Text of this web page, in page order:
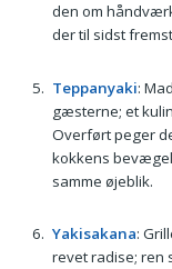
den om
der til sidst
Teppanyaki:
gæsterne; et
Overført peger
kokkens
samme øjeblik.
Yakisakana:
revet radise; ren